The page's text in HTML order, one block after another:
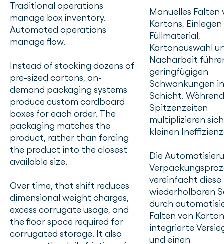
Traditional operations
manage box inventory.
Automated operations
manage flow.
Instead of stocking dozens of
pre-sized cartons, on-
demand packaging systems
produce custom cardboard
boxes for each order. The
packaging matches the
product, rather than forcing
the product into the closest
available size.
Over time, that shift reduces
dimensional weight charges,
excess corrugate usage, and
the floor space required for
corrugated storage. It also
Manuelles Falten
Kartons,
Füllmaterial,
Kartonauswahl
Nacharbeit
geringfügigen
Schwankungen
Schicht. Während
Spitzenzeiten
multiplizieren
kleinen
Die
vereinfacht diese
wiederholbaren
durch
Falten von
integrierte
und einen